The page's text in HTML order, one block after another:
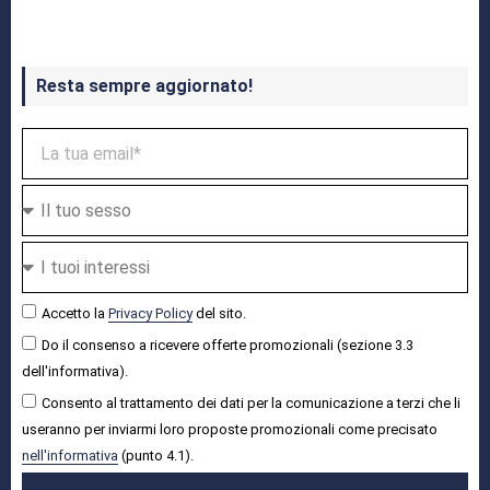
Resta sempre aggiornato!
Accetto la Privacy Policydel sito.
Do il consenso a ricevere offerte promozionali (sezione 3.3
dell'informativa).
Consento al trattamento dei dati per la comunicazione a terzi che li
useranno per inviarmi loro proposte promozionali come precisato
nell'informativa (punto 4.1).